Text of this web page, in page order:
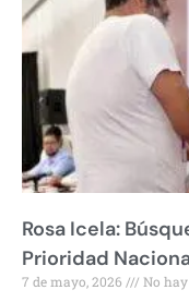
Rosa Icela:
Prioridad
7 de mayo, 2026 No